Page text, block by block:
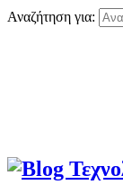
Αναζήτηση για: